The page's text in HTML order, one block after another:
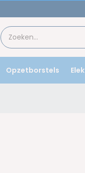
Opzetborstels